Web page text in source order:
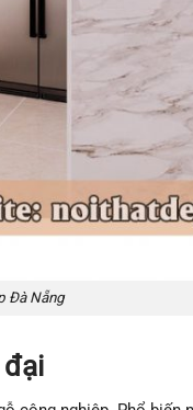
Đà Nẵng
đại